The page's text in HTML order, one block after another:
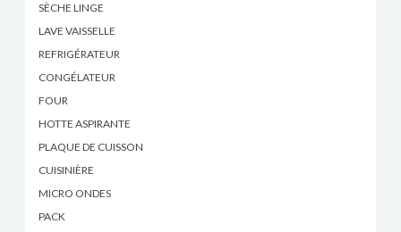
SÈCHE LINGE
LAVE VAISSELLE
REFRIGÉRATEUR
CONGÉLATEUR
FOUR
HOTTE ASPIRANTE
PLAQUE DE CUISSON
CUISINIÈRE
MICRO ONDES
PACK